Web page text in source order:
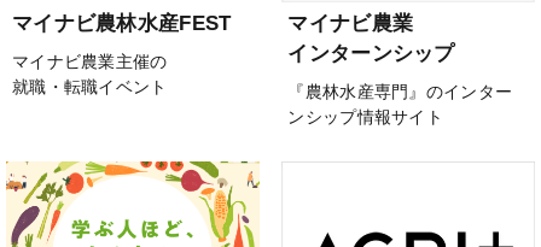
マイナビ農林水産FEST
マイナビ農業主催の
就職・転職イベント
マイナビ農業
インターンシップ
『農林水産専門』のインター
ンシップ情報サイト